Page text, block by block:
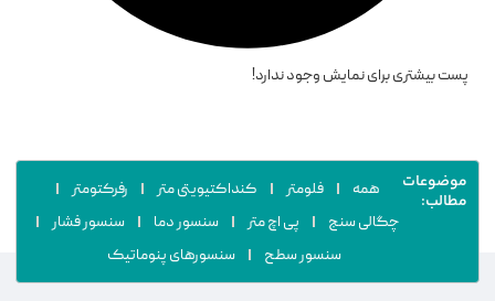
پست بیشتری برای نمایش وجود ندارد!
موضوعات
مطالب:
همه فلومتر کنداکتیویتی متر
رفرکتومتر
چگالی سنج
پی اچ متر سنسور دما
سنسور فشار
سنسور سطح
سنسورهای پنوماتیک